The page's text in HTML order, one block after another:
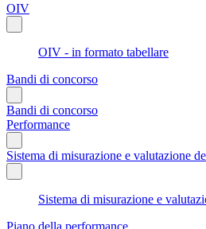
OIV
OIV - in formato tabellare
Bandi di concorso
Bandi di concorso
Performance
Sistema di misurazione e valutazione
Sistema di misurazione e
Piano della performance